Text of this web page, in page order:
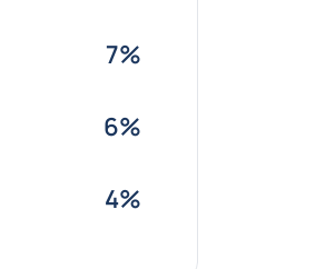
7%
6%
4%